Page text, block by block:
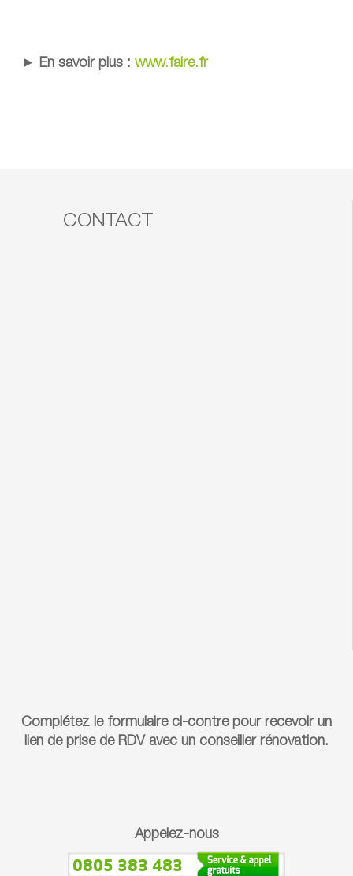
► En savoir plus : www.faire.fr
CONTACT
Complétez le formulaire ci-contre pour recevoir un
lien de prise de RDV avec un conseiller rénovation.
Appelez-nous
0805 383 483